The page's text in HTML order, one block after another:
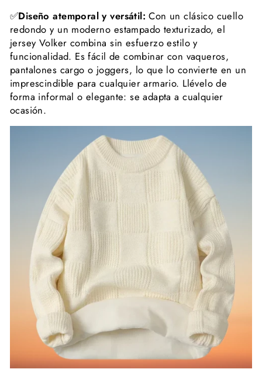
✅Diseño atemporal y versátil: Con un clásico cuello
redondo y un moderno estampado texturizado, el
jersey Volker combina sin esfuerzo estilo y
funcionalidad. Es fácil de combinar con vaqueros,
pantalones cargo o joggers, lo que lo convierte en un
imprescindible para cualquier armario. Llévelo de
forma informal o elegante: se adapta a cualquier
ocasión.